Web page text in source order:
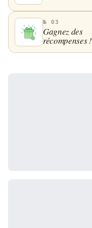
№ 03
Gagnez des
récompenses !